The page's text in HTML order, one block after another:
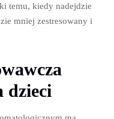
temu, kiedy nadejdzie
mniej zestresowany i
dzieci